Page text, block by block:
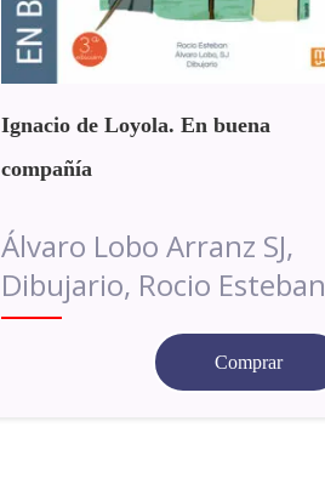
Ignacio de Loyola. En buena
compañía
Álvaro Lobo Arranz SJ,
Dibujario, Rocio Esteban
Comprar